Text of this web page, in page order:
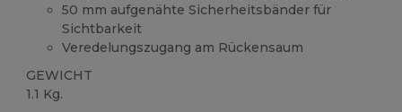
50 mm aufgenähte Sicherheitsbänder für
Sichtbarkeit
Veredelungszugang am Rückensaum
GEWICHT
1.1 Kg.